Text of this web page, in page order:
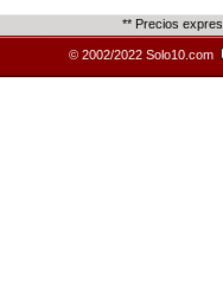
** Precios
© 2002/2022 Solo10.com